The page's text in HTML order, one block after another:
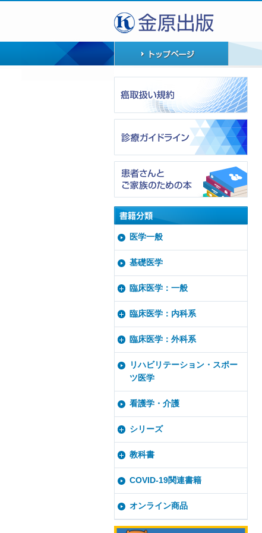
医学一般
基礎医学
臨床医学：一般
臨床医学：内科系
臨床医学：外科系
リハビリテーション・スポー
ツ医学
看護学・介護
シリーズ
教科書
COVID-19関連書籍
オンライン商品